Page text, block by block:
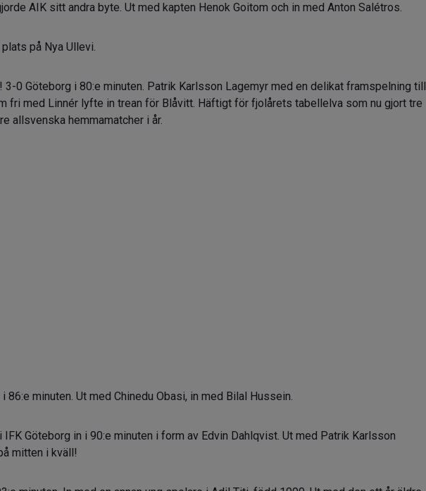
AIK sitt andra byte. Ut med kapten Henok Goitom och in med Anton Salétros.
på Nya Ullevi.
3-0 Göteborg i 80:e minuten. Patrik Karlsson Lagemyr med en delikat framspelning till
fri med Linnér lyfte in trean för Blåvitt. Häftigt för fjolårets tabellelva som nu gjort tre
allsvenska hemmamatcher i år.
86:e minuten. Ut med Chinedu Obasi, in med Bilal Hussein.
Göteborg in i 90:e minuten i form av Edvin Dahlqvist. Ut med Patrik Karlsson
mitten i kväll!